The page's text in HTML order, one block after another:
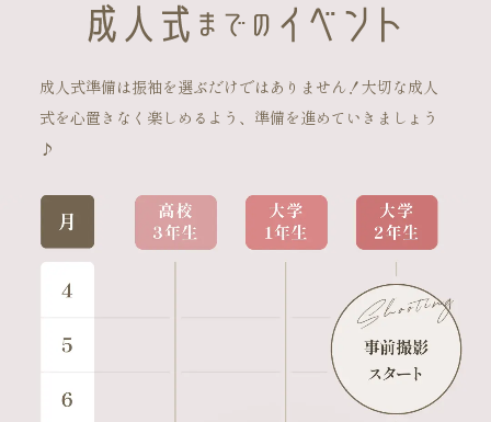
成人式準備は振袖を選ぶだけではありません！大切な成人
式を心置きなく楽しめるよう、準備を進めていきましょう
♪